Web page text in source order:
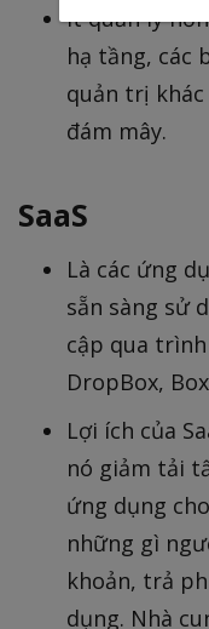
Ít quản lý
hạ tầng, các
quản trị khác
đám mây.
SaaS
Là các ứng
sẵn sàng sử
cập qua
DropBox,
Lợi ích của
nó giảm tải
ứng dụng
những gì
khoản, trả
dụng. Nhà